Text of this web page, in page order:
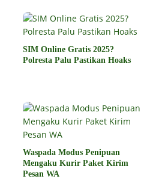
SIM Online Gratis 2025?
Polresta Palu Pastikan Hoaks
Waspada Modus Penipuan
Mengaku Kurir Paket Kirim
Pesan WA